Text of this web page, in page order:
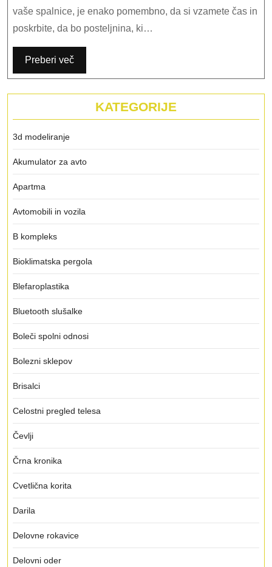
vaše spalnice, je enako pomembno, da si vzamete čas in
poskrbite, da bo posteljnina, ki…
Preberi več
KATEGORIJE
3d modeliranje
Akumulator za avto
Apartma
Avtomobili in vozila
B kompleks
Bioklimatska pergola
Blefaroplastika
Bluetooth slušalke
Boleči spolni odnosi
Bolezni sklepov
Brisalci
Celostni pregled telesa
Čevlji
Črna kronika
Cvetlična korita
Darila
Delovne rokavice
Delovni oder